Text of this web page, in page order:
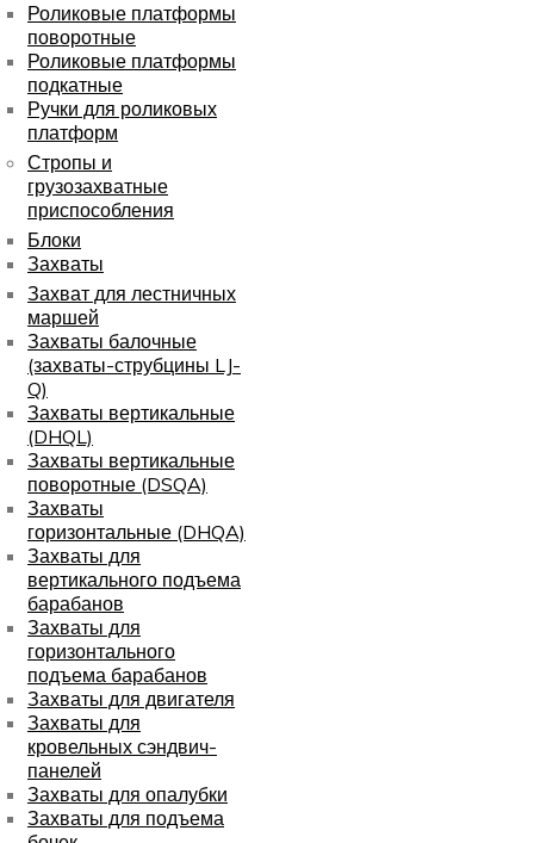
Роликовые платформы
поворотные
Роликовые платформы
подкатные
Ручки для роликовых
платформ
Стропы и
грузозахватные
приспособления
Блоки
Захваты
Захват для лестничных
маршей
Захваты балочные
(захваты-струбцины LJ-
Q)
Захваты вертикальные
(DHQL)
Захваты вертикальные
поворотные (DSQA)
Захваты
горизонтальные (DHQA)
Захваты для
вертикального подъема
барабанов
Захваты для
горизонтального
подъема барабанов
Захваты для двигателя
Захваты для
кровельных сэндвич-
панелей
Захваты для опалубки
Захваты для подъема